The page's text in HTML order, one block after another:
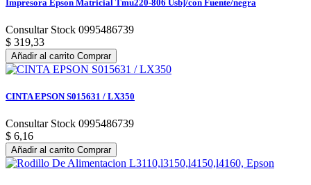
Impresora Epson Matricial Tmu220-806 Usb]/con Fuente/negra
Consultar Stock 0995486739
$ 319,33
Añadir al carrito Comprar
CINTA EPSON S015631 / LX350
Consultar Stock 0995486739
$ 6,16
Añadir al carrito Comprar